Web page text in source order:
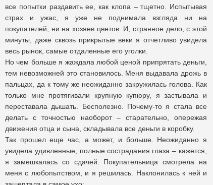
все попытки раздавить ее, как клопа – тщетно. Испытывая
страх и ужас, я уже не поднимала взгляда ни на
покупателей, ни на хозяев цветов. И, странное дело, с этой
минуты, даже сквозь прикрытые веки я отчетливо увидела
весь рынок, самые отдаленные его уголки.
Но чем больше я жаждала любой ценой припрятать деньги,
тем невозможней это становилось. Меня выдавала дрожь в
пальцах, да к тому же неожиданно закружилась голова. Как
только мне протягивали крупную купюру, я застывала и
переставала дышать. Бесполезно. Почему-то я стала все
делать с точностью наоборот – старательно, опережая
движения отца и сына, складывала все деньги в коробку.
Так прошел еще час, а может, и больше. Неожиданно я
увидела удивленные, полные сострадания глаза – кажется,
я замешкалась со сдачей. Покупательница смотрела на
меня с любопытст­вом, и я решилась. Наклонилась к ней и